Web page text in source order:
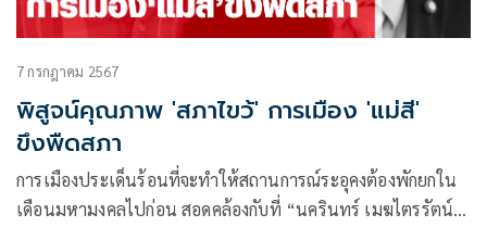
7 กรกฎาคม 2567
พิสูจน์คุณภาพ 'สภาไขว้' การเมือง 'แม่สี'
ขึงพืดสภา
การเมืองประเด็นร้อนที่จะทำให้สถานการณ์ระอุคงต้องพักยกใน
เดือนมหามงคลไปก่อน สอดคล้องกับที่ “นครินทร์ เมฆไตรรัตน์”